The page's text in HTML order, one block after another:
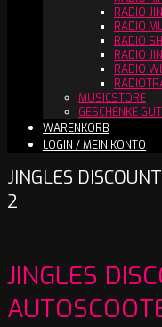
RADIO
RADIO
RADIO
RADIO
RADIO
MUSICSTORE
GESCHENKE
WARENKORB
LOGIN / MEIN KONTO
JINGLES
2
JINGLES